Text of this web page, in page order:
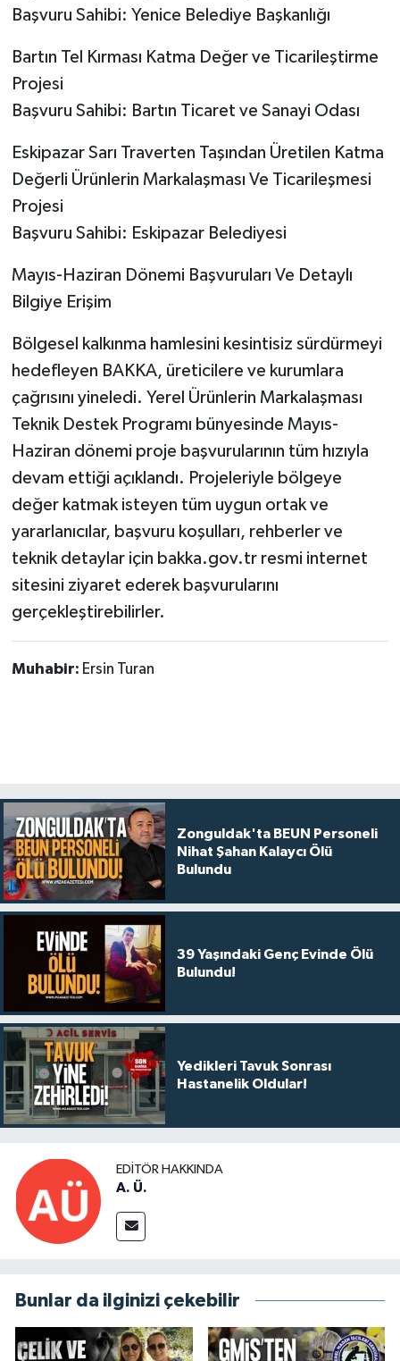
Başvuru Sahibi: Yenice Belediye Başkanlığı
​Bartın Tel Kırması Katma Değer ve Ticarileştirme
Projesi
Başvuru Sahibi: Bartın Ticaret ve Sanayi Odası
​Eskipazar Sarı Traverten Taşından Üretilen Katma
Değerli Ürünlerin Markalaşması Ve Ticarileşmesi
Projesi
Başvuru Sahibi: Eskipazar Belediyesi
​Mayıs-Haziran Dönemi Başvuruları Ve Detaylı
Bilgiye Erişim
​Bölgesel kalkınma hamlesini kesintisiz sürdürmeyi
hedefleyen BAKKA, üreticilere ve kurumlara
çağrısını yineledi. Yerel Ürünlerin Markalaşması
Teknik Destek Programı bünyesinde Mayıs-
Haziran dönemi proje başvurularının tüm hızıyla
devam ettiği açıklandı. Projeleriyle bölgeye
değer katmak isteyen tüm uygun ortak ve
yararlanıcılar, başvuru koşulları, rehberler ve
teknik detaylar için bakka.gov.tr resmi internet
sitesini ziyaret ederek başvurularını
gerçekleştirebilirler.
Muhabir: Ersin Turan
Zonguldak'ta BEUN Personeli
Nihat Şahan Kalaycı Ölü
Bulundu
39 Yaşındaki Genç Evinde Ölü
Bulundu!
Yedikleri Tavuk Sonrası
Hastanelik Oldular!
EDITÖR HAKKINDA
A. Ü.
Bunlar da ilginizi çekebilir